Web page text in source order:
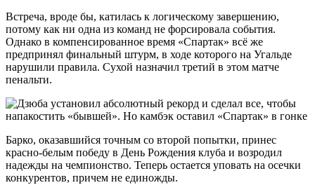
Встреча, вроде бы, катилась к логическому завершению,
потому как ни одна из команд не форсировала события.
Однако в компенсированное время «Спартак» всё же
предпринял финальный штурм, в ходе которого на Угальде
нарушили правила. Сухой назначил третий в этом матче
пенальти.
Барко, оказавшийся точным со второй попытки, принес
красно-белым победу в День Рождения клуба и возродил
надежды на чемпионство. Теперь остается уповать на осечки
конкурентов, причем не единожды.